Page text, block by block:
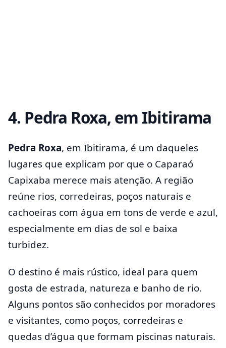
4. Pedra Roxa, em Ibitirama
Pedra Roxa, em Ibitirama, é um daqueles
lugares que explicam por que o Caparaó
Capixaba merece mais atenção. A região
reúne rios, corredeiras, poços naturais e
cachoeiras com água em tons de verde e azul,
especialmente em dias de sol e baixa
turbidez.
O destino é mais rústico, ideal para quem
gosta de estrada, natureza e banho de rio.
Alguns pontos são conhecidos por moradores
e visitantes, como poços, corredeiras e
quedas d’água que formam piscinas naturais.